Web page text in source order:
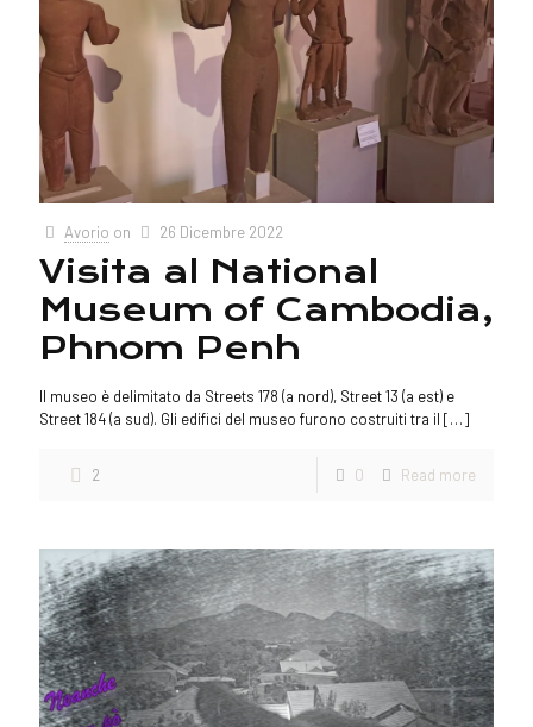
Avorio on 26 Dicembre 2022
Visita al National
Museum of Cambodia,
Phnom Penh
Il museo è delimitato da Streets 178 (a nord), Street 13 (a est) e
Street 184 (a sud). Gli edifici del museo furono costruiti tra il […]
2 0 Read more